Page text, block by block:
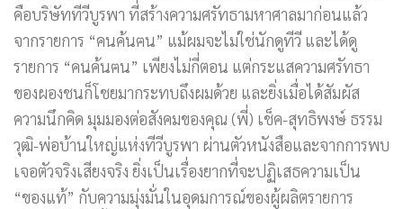
คือบริษัททีวีบูรพา ที่สร้างความศรัทธามหาศาลมาก่อนแล้ว
จากรายการ “คนค้นฅน” แม้ผมจะไม่ใช่นักดูทีวี และได้ดู
รายการ “คนค้นฅน” เพียงไม่กี่ตอน แต่กระแสความศรัทธา
ของผองชนก็โชยมากระทบถึงผมด้วย และยิ่งเมื่อได้สัมผัส
ความนึกคิด มุมมองต่อสังคมของคุณ (พี่) เช็ค-สุทธิพงษ์ ธรรม
วุฒิ-พ่อบ้านใหญ่แห่งทีวีบูรพา ผ่านตัวหนังสือและจากการพบ
เจอตัวจริงเสียงจริง ยิ่งเป็นเรื่องยากที่จะปฏิเสธความเป็น
“ของแท้” กับความมุ่งมั่นในอุดมการณ์ของผู้ผลิตรายการ